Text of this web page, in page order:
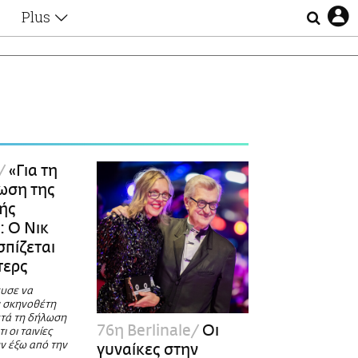
Plus
Οι Αθηναίοι
Απώλειες
Επιλογές
«Για τη
της
Ο Νικ
να
σκηνοθέτη
τη δήλωση
οι ταινίες
έξω από την
76η Berlinale Οι
γυναίκες στην